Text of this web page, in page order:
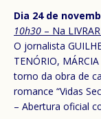
Dia 24 de
10h30 – Na
O jornalista
TENÓRIO,
torno da obra de
romance “Vidas
– Abertura oficial